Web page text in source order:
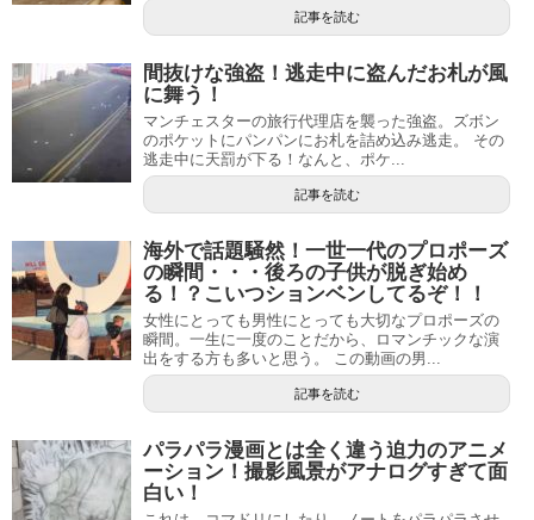
記事を読む
間抜けな強盗！逃走中に盗んだお札が風
に舞う！
マンチェスターの旅行代理店を襲った強盗。ズボン
のポケットにパンパンにお札を詰め込み逃走。 その
逃走中に天罰が下る！なんと、ポケ...
記事を読む
海外で話題騒然！一世一代のプロポーズ
の瞬間・・・後ろの子供が脱ぎ始め
る！？こいつションベンしてるぞ！！
女性にとっても男性にとっても大切なプロポーズの
瞬間。一生に一度のことだから、ロマンチックな演
出をする方も多いと思う。 この動画の男...
記事を読む
パラパラ漫画とは全く違う迫力のアニメ
ーション！撮影風景がアナログすぎて面
白い！